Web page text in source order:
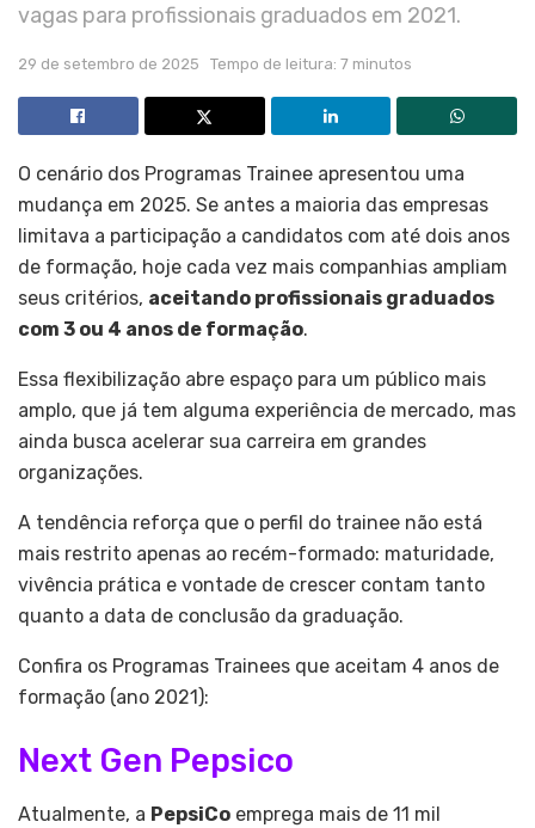
vagas para profissionais graduados em 2021.
29 de setembro de 2025 Tempo de leitura: 7 minutos
O cenário dos Programas Trainee apresentou uma
mudança em 2025. Se antes a maioria das empresas
limitava a participação a candidatos com até dois anos
de formação, hoje cada vez mais companhias ampliam
seus critérios, aceitando profissionais graduados
com 3 ou 4 anos de formação.
Essa flexibilização abre espaço para um público mais
amplo, que já tem alguma experiência de mercado, mas
ainda busca acelerar sua carreira em grandes
organizações.
A tendência reforça que o perfil do trainee não está
mais restrito apenas ao recém-formado: maturidade,
vivência prática e vontade de crescer contam tanto
quanto a data de conclusão da graduação.
Confira os Programas Trainees que aceitam 4 anos de
formação (ano 2021):
Next Gen Pepsico
Atualmente, a PepsiCo emprega mais de 11 mil